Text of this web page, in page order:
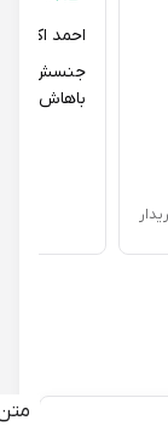
متن
احمد اکبری:
جنسش خیلی
باهاش بازی